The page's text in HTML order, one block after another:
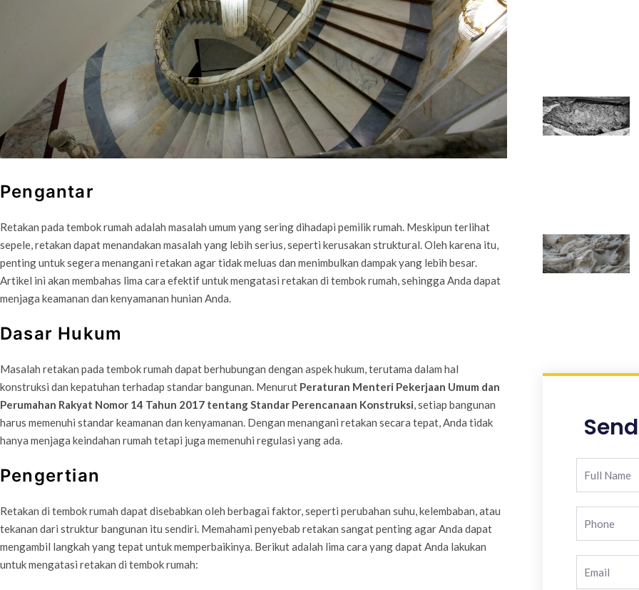
Pengantar
Retakan pada tembok rumah adalah masalah umum yang sering dihadapi pemilik rumah. Meskipun terlihat
sepele, retakan dapat menandakan masalah yang lebih serius, seperti kerusakan struktural. Oleh karena itu,
penting untuk segera menangani retakan agar tidak meluas dan menimbulkan dampak yang lebih besar.
Artikel ini akan membahas lima cara efektif untuk mengatasi retakan di tembok rumah, sehingga Anda dapat
menjaga keamanan dan kenyamanan hunian Anda.
Dasar Hukum
Masalah retakan pada tembok rumah dapat berhubungan dengan aspek hukum, terutama dalam hal
konstruksi dan kepatuhan terhadap standar bangunan. Menurut Peraturan Menteri Pekerjaan Umum dan
Perumahan Rakyat Nomor 14 Tahun 2017 tentang Standar Perencanaan Konstruksi, setiap bangunan
harus memenuhi standar keamanan dan kenyamanan. Dengan menangani retakan secara tepat, Anda tidak
hanya menjaga keindahan rumah tetapi juga memenuhi regulasi yang ada.
Pengertian
Retakan di tembok rumah dapat disebabkan oleh berbagai faktor, seperti perubahan suhu, kelembaban, atau
tekanan dari struktur bangunan itu sendiri. Memahami penyebab retakan sangat penting agar Anda dapat
mengambil langkah yang tepat untuk memperbaikinya. Berikut adalah lima cara yang dapat Anda lakukan
untuk mengatasi retakan di tembok rumah: